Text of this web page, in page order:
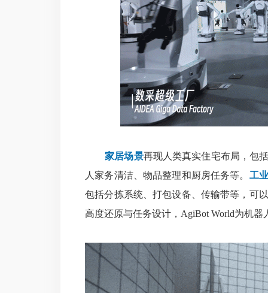
家居场景再现人类真实住宅布局，包
人家务清洁、物品整理和厨房任务等。 工
包括分拣系统、打包设备、传输带等，可
高度还原与任务设计，AgiBot World为机